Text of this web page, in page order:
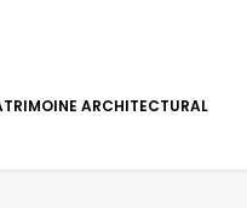
ARCHITECTURAL